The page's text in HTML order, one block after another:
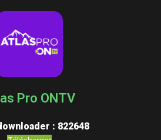
Pro ONTV
: 822648